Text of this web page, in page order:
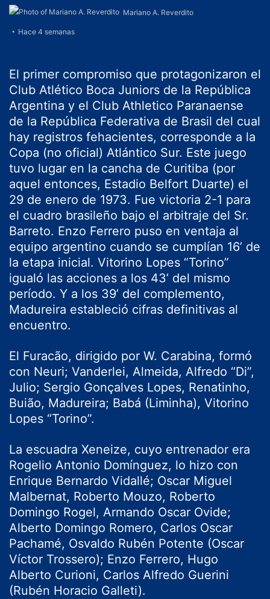
Mariano A. Reverdito
Hace 4 semanas
El primer compromiso que protagonizaron el
Club Atlético Boca Juniors de la República
Argentina y el Club Athletico Paranaense
de la República Federativa de Brasil del cual
hay registros fehacientes, corresponde a la
Copa (no oficial) Atlántico Sur. Este juego
tuvo lugar en la cancha de Curitiba (por
aquel entonces, Estadio Belfort Duarte) el
29 de enero de 1973. Fue victoria 2-1 para
el cuadro brasileño bajo el arbitraje del Sr.
Barreto. Enzo Ferrero puso en ventaja al
equipo argentino cuando se cumplían 16’ de
la etapa inicial. Vitorino Lopes “Torino”
igualó las acciones a los 43’ del mismo
período. Y a los 39’ del complemento,
Madureira estableció cifras definitivas al
encuentro.
El Furacão, dirigido por W. Carabina, formó
con Neuri; Vanderlei, Almeida, Alfredo “Di”,
Julio; Sergio Gonçalves Lopes, Renatinho,
Buião, Madureira; Babá (Liminha), Vitorino
Lopes “Torino”.
La escuadra Xeneize, cuyo entrenador era
Rogelio Antonio Domínguez, lo hizo con
Enrique Bernardo Vidallé; Oscar Miguel
Malbernat, Roberto Mouzo, Roberto
Domingo Rogel, Armando Oscar Ovide;
Alberto Domingo Romero, Carlos Oscar
Pachamé, Osvaldo Rubén Potente (Oscar
Víctor Trossero); Enzo Ferrero, Hugo
Alberto Curioni, Carlos Alfredo Guerini
(Rubén Horacio Galleti).